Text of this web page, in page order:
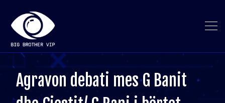
Agravon debati mes G Banit